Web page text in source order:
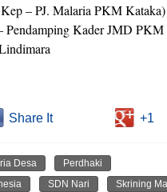
– PJ. Malaria PKM Kataka)
Kader JMD PKM
Share It +1
Desa
Perdhaki
SDN Nari
Skrining